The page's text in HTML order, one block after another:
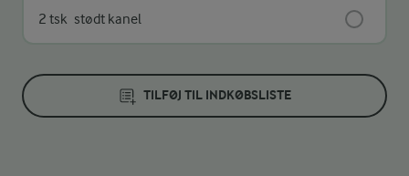
2 tsk stødt kanel
TILFØJ TIL INDKØBSLISTE